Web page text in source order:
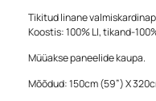
Tikitud linane
Koostis: 100% LI, tikand-
Müüakse paneelide kaupa.
Mõõdud: 150cm (59”) X